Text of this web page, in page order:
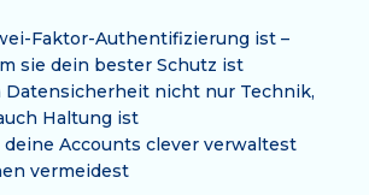
Faktor-Authentifizierung ist –
sie dein bester Schutz ist
Datensicherheit nicht nur Technik,
Haltung ist
deine Accounts clever verwaltest
vermeidest